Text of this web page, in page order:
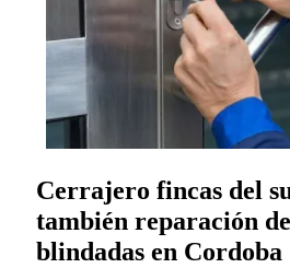
Cerrajero fincas del
también reparación
blindadas en Cordoba